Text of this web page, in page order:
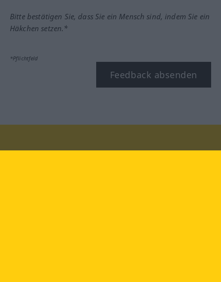
Bitte bestätigen Sie, dass Sie ein Mensch sind, indem Sie ein
Häkchen setzen.*
*Pflichtfeld
Feedback absenden